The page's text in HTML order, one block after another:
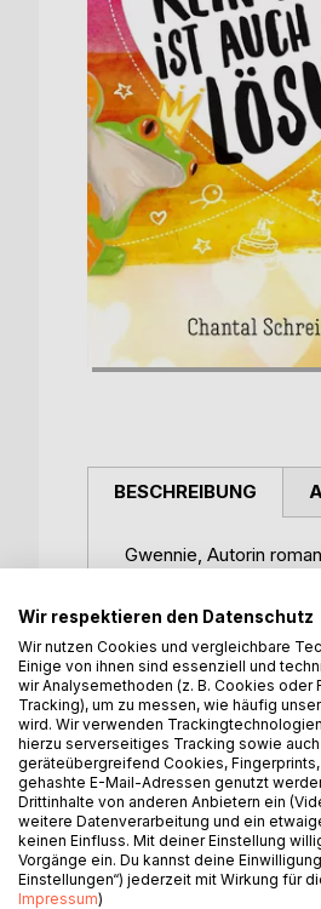
BESCHREIBUNG
Gwennie, Autorin
Liebespleiten endlich
Kat, die größte
Absturz von Wolke
und findet, dass alles
sausen zu lassen,
Zeugin, wie Mike eine
Eine turbulente
ehemaliges
Wir respektieren den Datenschutz
Wir nutzen Cookies und vergleichbare
Einige von ihnen sind essenziell und
wir Analysemethoden (z. B. Cookies
Tracking), um zu messen, wie häufig
wird. Wir verwenden
hierzu serverseitiges Tracking sowie
geräteübergreifend Cookies,
gehashte E-Mail-Adressen genutzt
Drittinhalte von anderen Anbietern ein
weitere Datenverarbeitung und ein
keinen Einfluss. Mit deiner Einstellung
Vorgänge ein. Du kannst deine
Einstellungen“) jederzeit mit Wirkung für
Impressum)